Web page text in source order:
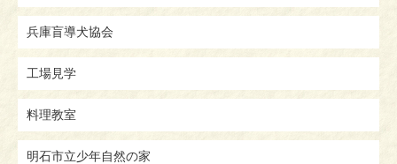
兵庫盲導犬協会
工場見学
料理教室
明石市立少年自然の家